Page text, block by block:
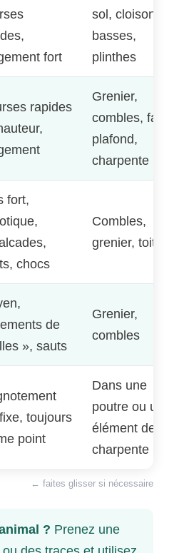
fort
sol, cloisons
basses,
plinthes
rapides
Grenier,
combles, faux-
plafond,
charpente
fort,
chocs
Combles,
grenier, toiture
de
», sauts
Grenier,
combles
toujours
point
Dans une
poutre ou un
élément de
charpente
← faites glisser si nécessaire
? Prenez une